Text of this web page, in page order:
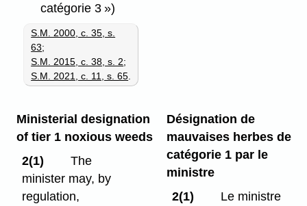
catégorie 3 »)
S.M. 2000, c. 35, s.
63;
S.M. 2015, c. 38, s. 2;
S.M. 2021, c. 11, s. 65
Ministerial designation
of tier 1 noxious weeds
2(1)
The
minister may, by
regulation,
Désignation de
mauvaises herbes de
catégorie 1 par le
ministre
2(1)
Le ministre